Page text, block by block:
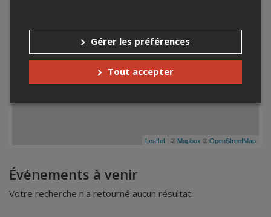
Leaflet | © Mapbox ©OpenStreetMap
Événements à venir
Votre recherche n'a retourné aucun résultat.
Gérer les préférences
Tout accepter